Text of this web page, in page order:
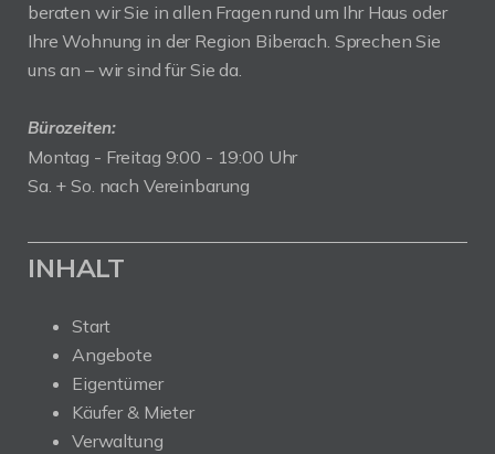
beraten wir Sie in allen Fragen rund um Ihr Haus oder
Ihre Wohnung in der Region Biberach. Sprechen Sie
uns an – wir sind für Sie da.
Bürozeiten:
Montag - Freitag 9:00 - 19:00 Uhr
Sa. + So. nach Vereinbarung
INHALT
Start
Angebote
Eigentümer
Käufer & Mieter
Verwaltung